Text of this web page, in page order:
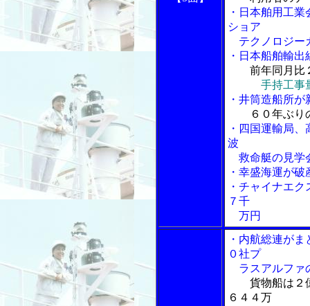
・日本舶用工
ショア
テクノロジー
・日本船舶輸
前年同月比
手持工事
・井筒造船所
６０年ぶり
・四国運輸局
波
救命艇の見学
・幸盛海運が
・チャイナエ
７千
万円
・内航総連が
０社プ
ラスアルファ
貨物船は２
６４４万